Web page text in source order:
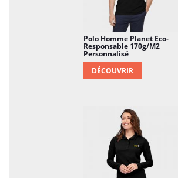
Polo Homme Planet Eco-
Responsable 170g/m2
Personnalisé
DÉCOUVRIR